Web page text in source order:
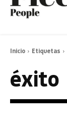
Inicio Etiquetas
éxito